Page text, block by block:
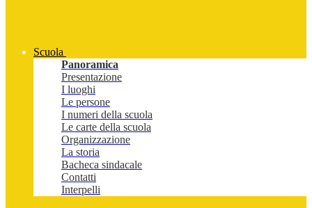
Scuola
Panoramica
Presentazione
I luoghi
Le persone
I numeri della scuola
Le carte della scuola
Organizzazione
La storia
Bacheca sindacale
Contatti
Interpelli